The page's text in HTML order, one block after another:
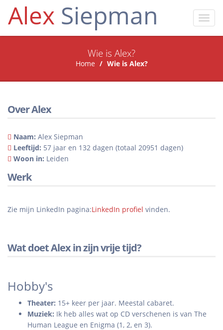
Alex Siepman
Wie is Alex?
Home Wie is Alex?
Over Alex
Naam: Alex Siepman
Leeftijd: 57 jaar en 132 dagen (totaal 20951 dagen)
Woon in: Leiden
Werk
Zie mijn LinkedIn pagina:LinkedIn profiel vinden.
Wat doet Alex in zijn vrije tijd?
Hobby's
Theater: 15+ keer per jaar. Meestal cabaret.
Muziek: Ik heb alles wat op CD verschenen is van The
Human League en Enigma (1, 2, en 3).